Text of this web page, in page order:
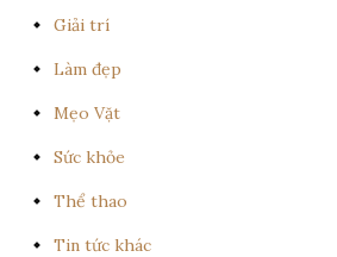
Giải trí
Làm đẹp
Mẹo Vặt
Sức khỏe
Thể thao
Tin tức khác